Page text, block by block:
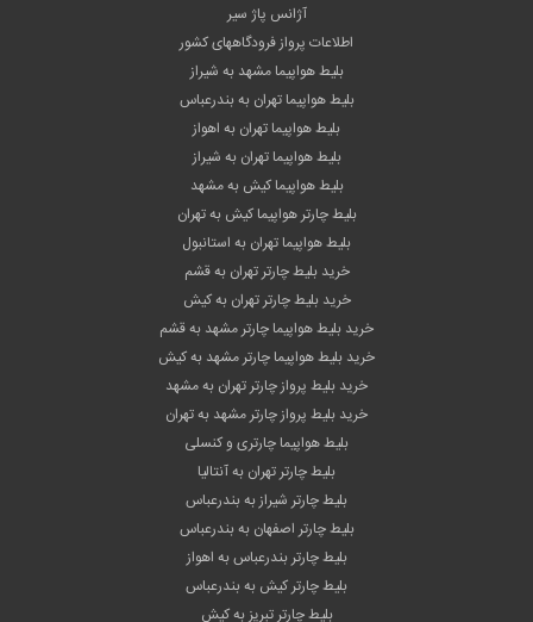
آژانس پاژ سیر
اطلاعات پرواز فرودگاههای کشور
بلیط هواپیما مشهد به شیراز
بلیط هواپیما تهران به بندرعباس
بلیط هواپیما تهران به اهواز
بلیط هواپیما تهران به شیراز
بلیط هواپیما کیش به مشهد
بلیط چارتر هواپیما کیش به تهران
بلیط هواپیما تهران به استانبول
خرید بلیط چارتر تهران به قشم
خرید بلیط چارتر تهران به کیش
خرید بلیط هواپیما چارتر مشهد به قشم
خرید بلیط هواپیما چارتر مشهد به کیش
خرید بلیط پرواز چارتر تهران به مشهد
خرید بلیط پرواز چارتر مشهد به تهران
بلیط هواپیما چارتری و کنسلی
بلیط چارتر تهران به آنتالیا
بلیط چارتر شیراز به بندرعباس
بلیط چارتر اصفهان به بندرعباس
بلیط چارتر بندرعباس به اهواز
بلیط چارتر کیش به بندرعباس
بلیط چارتر تبریز به کیش